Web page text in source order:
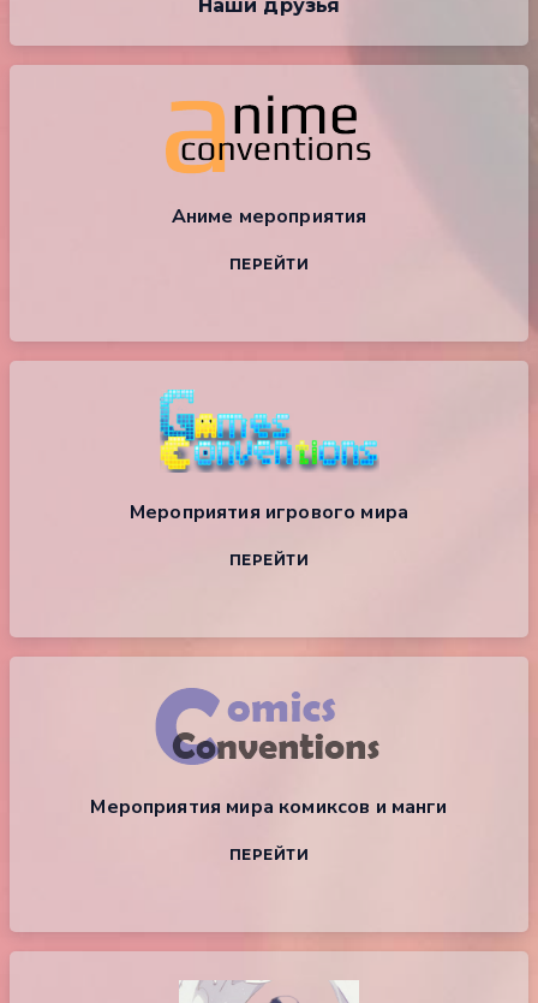
Наши друзья
Аниме мероприятия
ПЕРЕЙТИ
Мероприятия игрового мира
ПЕРЕЙТИ
Мероприятия мира комиксов и манги
ПЕРЕЙТИ